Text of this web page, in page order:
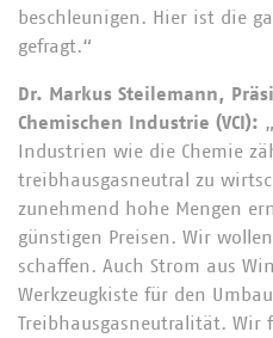
beschleunigen. Hier ist die
gefragt.“
Dr. Markus Steilemann,
Chemischen Industrie (VCI):
Industrien wie die Chemie
treibhausgasneutral zu
zunehmend hohe Mengen
günstigen Preisen. Wir
schaffen. Auch Strom aus
Werkzeugkiste für den
Treibhausgasneutralität. Wir